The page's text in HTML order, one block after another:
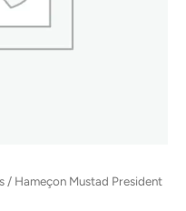
/ Hameçon Mustad President